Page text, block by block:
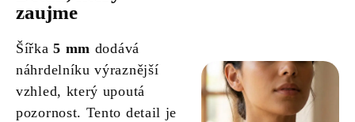
zaujme
Šířka5 mm dodává
náhrdelníku výraznější
vzhled, který upoutá
pozornost. Tento detail je